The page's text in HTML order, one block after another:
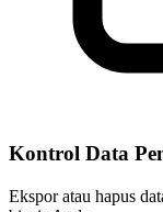
Kontrol Data
Ekspor atau hapus